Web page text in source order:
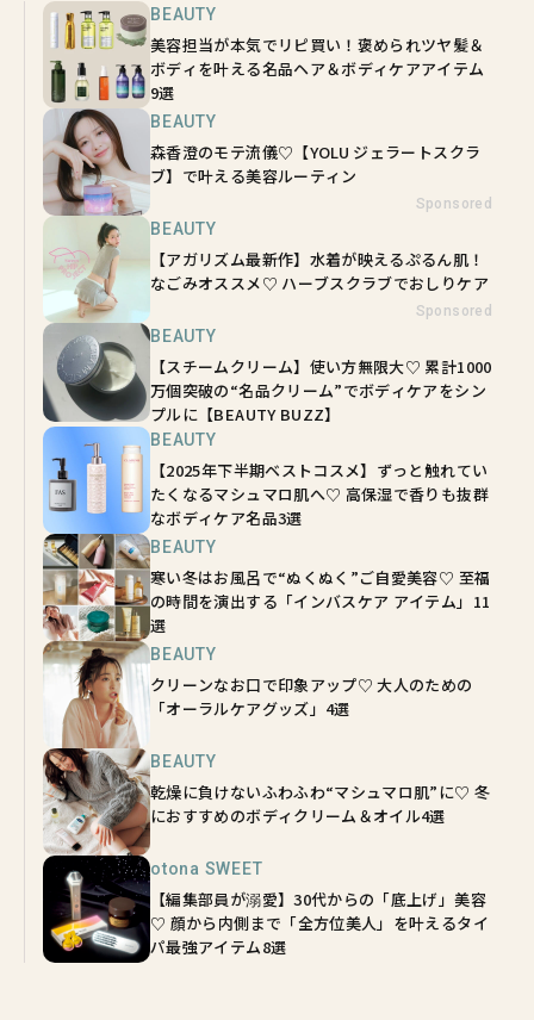
BEAUTY
美容担当が本気でリピ買い！褒められツヤ髪＆
ボディを叶える名品ヘア＆ボディケアアイテム
9選
BEAUTY
森香澄のモテ流儀♡【YOLU ジェラートスクラ
ブ】で叶える美容ルーティン
Sponsored
BEAUTY
【アガリズム最新作】水着が映えるぷるん肌！
なごみオススメ♡ ハーブスクラブでおしりケア
Sponsored
BEAUTY
【スチームクリーム】使い方無限大♡ 累計1000
万個突破の“名品クリーム”でボディケアをシン
プルに【BEAUTY BUZZ】
BEAUTY
【2025年下半期ベストコスメ】ずっと触れてい
たくなるマシュマロ肌へ♡ 高保湿で香りも抜群
なボディケア名品3選
BEAUTY
寒い冬はお風呂で“ぬくぬく”ご自愛美容♡ 至福
の時間を演出する「インバスケア アイテム」11
選
BEAUTY
クリーンなお口で印象アップ♡ 大人のための
「オーラルケアグッズ」4選
BEAUTY
乾燥に負けないふわふわ“マシュマロ肌”に♡ 冬
におすすめのボディクリーム＆オイル4選
otona SWEET
【編集部員が溺愛】30代からの「底上げ」美容
♡ 顔から内側まで「全方位美人」を叶えるタイ
パ最強アイテム8選